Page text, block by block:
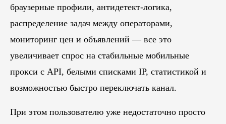
браузерные профили, антидетект-логика,
распределение задач между операторами,
мониторинг цен и объявлений — все это
увеличивает спрос на стабильные мобильные
прокси с API, белыми списками IP, статистикой и
возможностью быстро переключать канал.
При этом пользователю уже недостаточно просто